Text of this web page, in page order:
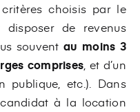
choisis par le
de revenus
souventau moins 3
comprises , et d’un
publique, etc.). Dans
à la location